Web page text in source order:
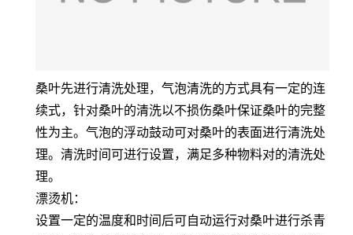
桑叶先进行清洗处理，气泡清洗的方式具有一定的连
续式，针对桑叶的清洗以不损伤桑叶保证桑叶的完整
性为主。气泡的浮动鼓动可对桑叶的表面进行清洗处
理。清洗时间可进行设置，满足多种物料对的清洗处
理。
漂烫机：
设置一定的温度和时间后可自动运行对桑叶进行杀青